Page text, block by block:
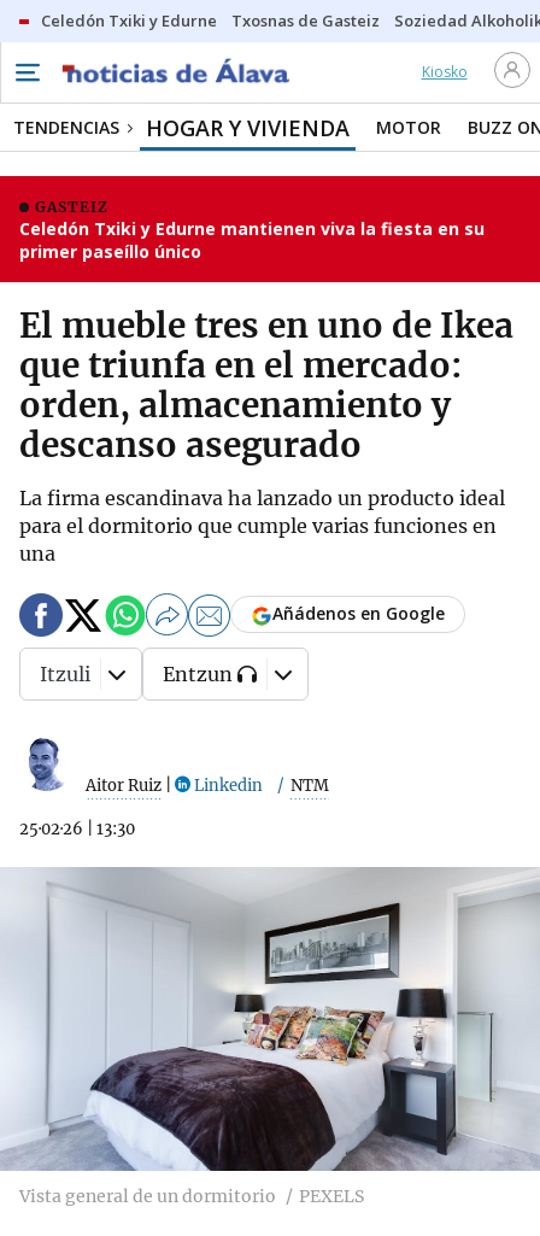
Celedón Txiki y Edurne Txosnas de Gasteiz Soziedad
Kiosko
TENDENCIAS HOGAR Y VIVIENDA MOTOR BUZZ
GASTEIZ
Celedón Txiki y Edurne mantienen viva la fiesta en su
primer paseíllo único
El mueble tres en uno de Ikea
que triunfa en el mercado:
orden, almacenamiento y
descanso asegurado
La firma escandinava ha lanzado un producto ideal
para el dormitorio que cumple varias funciones en
una
Aitor Ruiz Linkedin NTM
25·02·26 13:30
Añádenos en Google
Itzuli Entzun
Vista general de un dormitorio PEXELS